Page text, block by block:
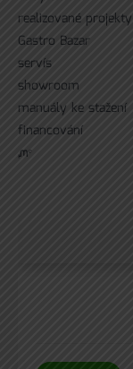
realizované projekty
Gastro Bazar
servís
showroom
manuály ke stažení
financování
ᘻᵉ